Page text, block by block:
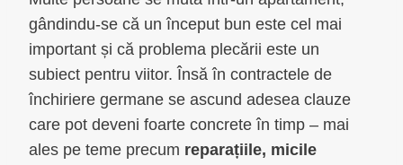
gândindu-se că un început bun este cel mai
important și că problema plecării este un
subiect pentru viitor. Însă în contractele de
închiriere germane se ascund adesea clauze
care pot deveni foarte concrete în timp – mai
ales pe teme precum reparațiile, micile